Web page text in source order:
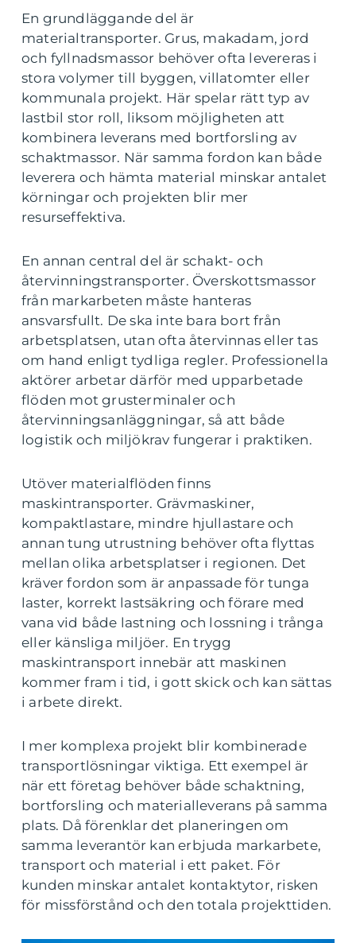
En grundläggande del är
materialtransporter. Grus, makadam, jord
och fyllnadsmassor behöver ofta levereras i
stora volymer till byggen, villatomter eller
kommunala projekt. Här spelar rätt typ av
lastbil stor roll, liksom möjligheten att
kombinera leverans med bortforsling av
schaktmassor. När samma fordon kan både
leverera och hämta material minskar antalet
körningar och projekten blir mer
resurseffektiva.
En annan central del är schakt- och
återvinningstransporter. Överskottsmassor
från markarbeten måste hanteras
ansvarsfullt. De ska inte bara bort från
arbetsplatsen, utan ofta återvinnas eller tas
om hand enligt tydliga regler. Professionella
aktörer arbetar därför med upparbetade
flöden mot grusterminaler och
återvinningsanläggningar, så att både
logistik och miljökrav fungerar i praktiken.
Utöver materialflöden finns
maskintransporter. Grävmaskiner,
kompaktlastare, mindre hjullastare och
annan tung utrustning behöver ofta flyttas
mellan olika arbetsplatser i regionen. Det
kräver fordon som är anpassade för tunga
laster, korrekt lastsäkring och förare med
vana vid både lastning och lossning i trånga
eller känsliga miljöer. En trygg
maskintransport innebär att maskinen
kommer fram i tid, i gott skick och kan sättas
i arbete direkt.
I mer komplexa projekt blir kombinerade
transportlösningar viktiga. Ett exempel är
när ett företag behöver både schaktning,
bortforsling och materialleverans på samma
plats. Då förenklar det planeringen om
samma leverantör kan erbjuda markarbete,
transport och material i ett paket. För
kunden minskar antalet kontaktytor, risken
för missförstånd och den totala projekttiden.